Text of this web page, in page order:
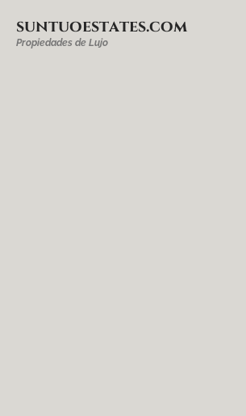
suntuoestates.com
Propiedades de Lujo